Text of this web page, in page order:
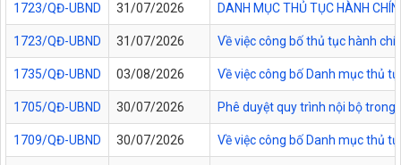
1723/QĐ-UBND 31/07/2026 DANH MỤC THỦ TỤC HÀNH
1723/QĐ-UBND 31/07/2026 Về việc công bố thủ tục hành
1735/QĐ-UBND 03/08/2026 Về việc công bố Danh mục thủ
1705/QĐ-UBND 30/07/2026 Phê duyệt quy trình nội bộ
1709/QĐ-UBND 30/07/2026 Về việc công bố Danh mục thủ